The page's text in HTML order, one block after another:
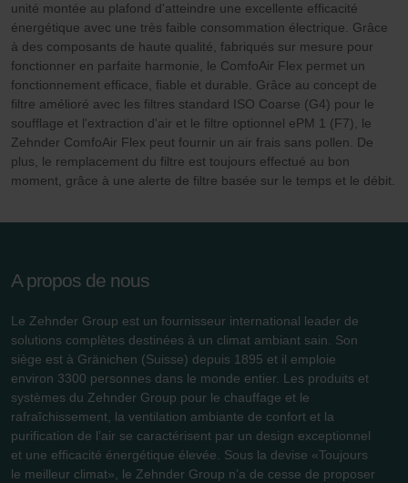
Zehnder Group UK Limited: Privacy Policy
unité montée au plafond d'atteindre une excellente efficacité
énergétique avec une très faible consommation électrique. Grâce
à des composants de haute qualité, fabriqués sur mesure pour
fonctionner en parfaite harmonie, le ComfoAir Flex permet un
fonctionnement efficace, fiable et durable. Grâce au concept de
filtre amélioré avec les filtres standard ISO Coarse (G4) pour le
soufflage et l'extraction d'air et le filtre optionnel ePM 1 (F7), le
Zehnder ComfoAir Flex peut fournir un air frais sans pollen. De
plus, le remplacement du filtre est toujours effectué au bon
moment, grâce à une alerte de filtre basée sur le temps et le débit.
A propos de nous
Le Zehnder Group est un fournisseur international leader de
solutions complètes destinées à un climat ambiant sain. Son
siège est à Gränichen (Suisse) depuis 1895 et il emploie
environ 3300 personnes dans le monde entier. Les produits et
systèmes du Zehnder Group pour le chauffage et le
rafraîchissement, la ventilation ambiante de confort et la
purification de l’air se caractérisent par un design exceptionnel
et une efficacité énergétique élevée. Sous la devise «Toujours
le meilleur climat», le Zehnder Group n’a de cesse de proposer